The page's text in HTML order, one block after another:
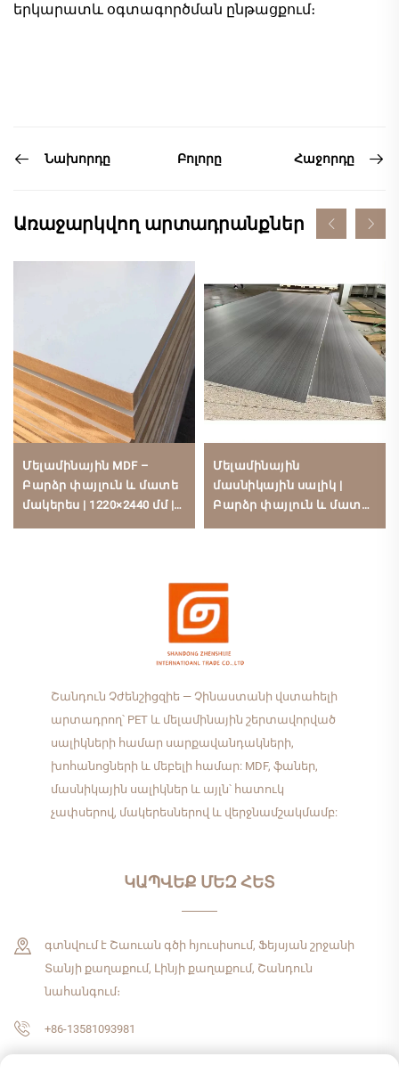
երկարատև օգտագործման ընթացքում։
Նախորդը Բոլորը Հաջորդը
Առաջարկվող արտադրանքներ
Մելամինային MDF –
Բարձր փայլուն և մատե
մակերես | 1220×2440 մմ |
Մելամինային
մասնիկային սալիկ |
Բարձր փայլուն և մատե
մատակարարվում է
խոհանոցի
պահեստարանների
համար
Շանդուն Չժենշիցզիե — Չինաստանի վստահելի
արտադրող՝ PET և մելամինային շերտավորված
սալիկների համար սարքավանդակների,
խոհանոցների և մեբելի համար: MDF, ֆաներ,
մասնիկային սալիկներ և այլն՝ հատուկ
չափսերով, մակերեսներով և վերջնամշակմամբ:
ԿԱՊՎԵՔ ՄԵԶ ՀԵՏ
գտնվում է Շաուան գծի հյուսիսում, Ֆեյսյան շրջանի
Տանյի քաղաքում, Լինյի քաղաքում, Շանդուն
նահանգում։
+86-13581093981